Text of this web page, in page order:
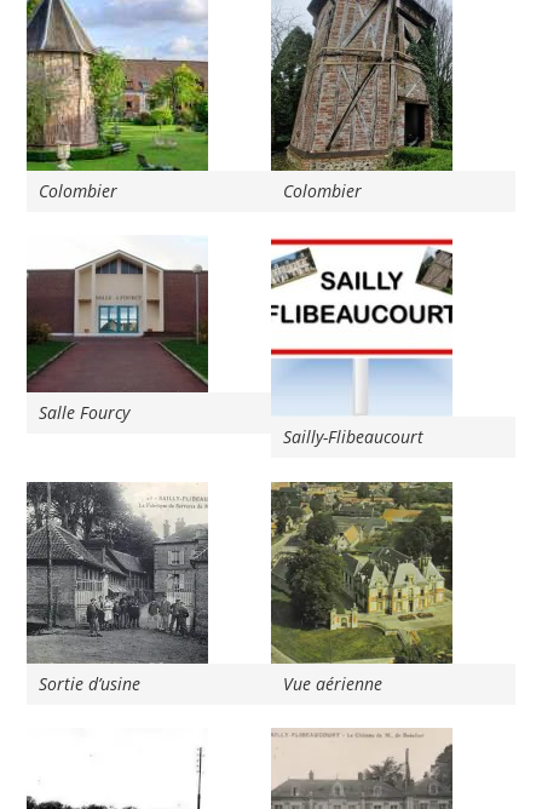
Colombier Colombier
Salle Fourcy
Sailly-Flibeaucourt
Sortie d’usine Vue aérienne